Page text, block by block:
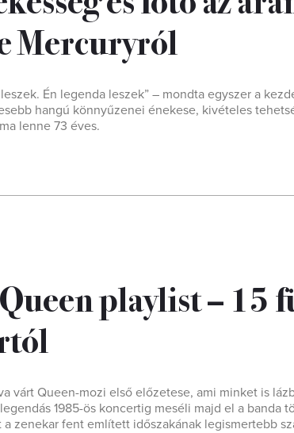
Mercuryról
leszek. Én legenda leszek” – mondta egyszer a
hangú könnyűzenei énekese, kivételes
lenne 73 éves.
playlist – 15
várt Queen-mozi első előzetese, ami minket is
1985-ös koncertig meséli majd el a
zenekar fent említett időszakának legismertebb